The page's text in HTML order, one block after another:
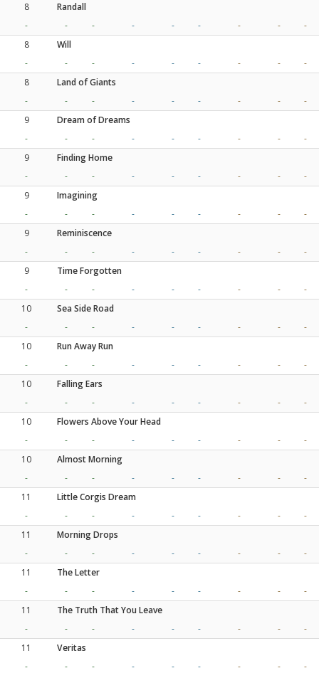
8
Randall
-
- - - - - - -
-
8
Will
-
- - - - - - -
-
8
Land of Giants
-
- - - - - - -
-
9
Dream of Dreams
-
- - - - - - -
-
9
Finding Home
-
- - - - - - -
-
9
Imagining
-
- - - - - - -
-
9
Reminiscence
-
- - - - - - -
-
9
Time Forgotten
-
- - - - - - -
-
10
Sea Side Road
-
- - - - - - -
-
10
Run Away Run
-
- - - - - - -
-
10
Falling Ears
-
- - - - - - -
-
10
Flowers Above Your Head
-
- - - - - - -
-
10
Almost Morning
-
- - - - - - -
-
11
Little Corgis Dream
-
- - - - - - -
-
11
Morning Drops
-
- - - - - - -
-
11
The Letter
-
- - - - - - -
-
11
The Truth That You Leave
-
- - - - - - -
-
11
Veritas
-
- - - - - - -
-